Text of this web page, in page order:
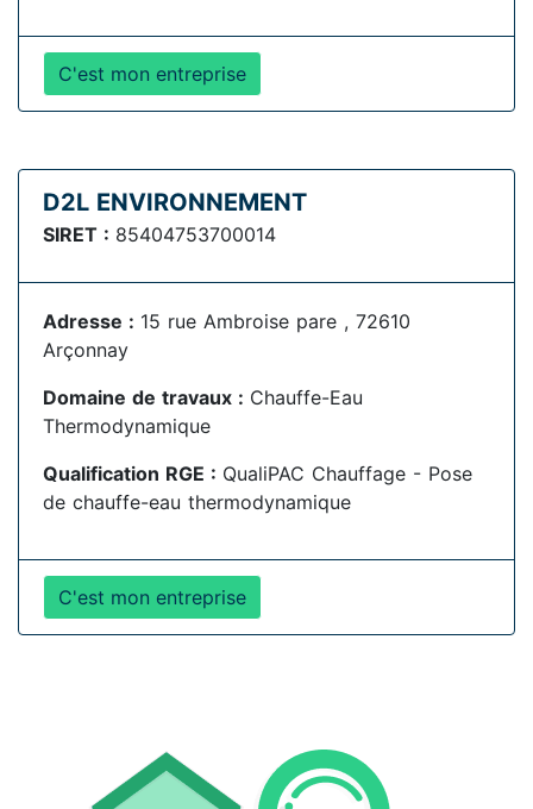
C'est mon entreprise
D2L ENVIRONNEMENT
SIRET : 85404753700014
Adresse : 15 rue Ambroise pare , 72610
Arçonnay
Domaine de travaux : Chauffe-Eau
Thermodynamique
Qualification RGE : QualiPAC Chauffage - Pose
de chauffe-eau thermodynamique
C'est mon entreprise